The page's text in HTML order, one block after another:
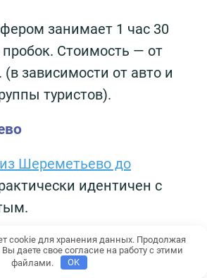
занимает 1 час 30
Стоимость — от
(в зависимости от авто и
туристов).
Шереметьево до
идентичен с
на аэроэкспресс до
cookie для хранения данных. Продолжая
даете свое согласие на работу с этими
файлами.
OK